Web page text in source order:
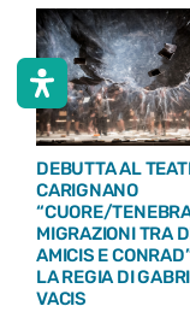
DEBUTTA AL
CARIGNANO
“CUORE/
MIGRAZIONI TRA
AMICIS E
LA REGIA DI
VACIS